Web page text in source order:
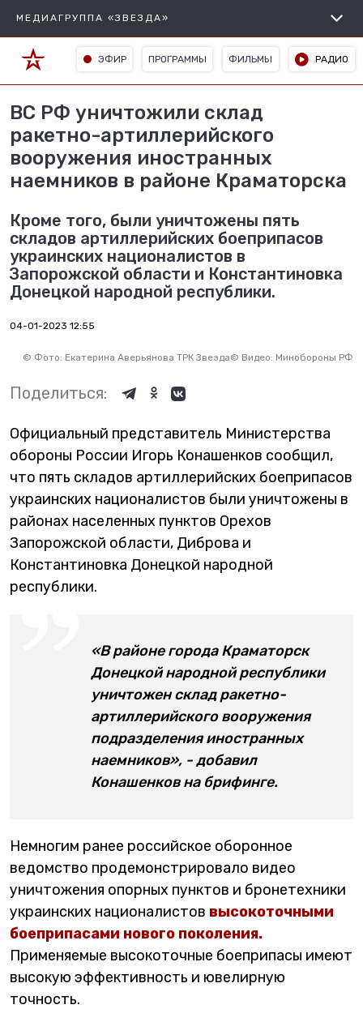
МЕДИАГРУППА «ЗВЕЗДА»
ЭФИР ПРОГРАММЫ ФИЛЬМЫ РАДИО
ВС РФ уничтожили склад
ракетно-артиллерийского
вооружения иностранных
наемников в районе Краматорска
Кроме того, были уничтожены пять
складов артиллерийских боеприпасов
украинских националистов в
Запорожской области и Константиновка
Донецкой народной республики.
04-01-2023 12:55
© Фото: Екатерина Аверьянова ТРК Звезда© Видео: Минобороны РФ
Поделиться:
Официальный представитель Министерства
обороны России Игорь Конашенков сообщил,
что пять складов артиллерийских боеприпасов
украинских националистов были уничтожены в
районах населенных пунктов Орехов
Запорожской области, Диброва и
Константиновка Донецкой народной
республики.
«В районе города Краматорск
Донецкой народной республики
уничтожен склад ракетно-
артиллерийского вооружения
подразделения иностранных
наемников», - добавил
Конашенков на брифинге.
Немногим ранее российское оборонное
ведомство продемонстрировало видео
уничтожения опорных пунктов и бронетехники
украинских националистов высокоточными
боеприпасами нового поколения.
Применяемые высокоточные боеприпасы имеют
высокую эффективность и ювелирную
точность.